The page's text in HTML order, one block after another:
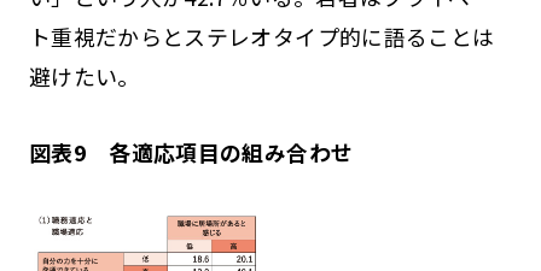
ト重視だからとステレオタイプ的に語ることは
避けたい。
図表9 各適応項目の組み合わせ